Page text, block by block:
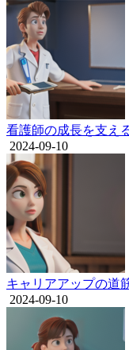
看護師の成長を支え
2024-09-10
キャリアアップの道
2024-09-10